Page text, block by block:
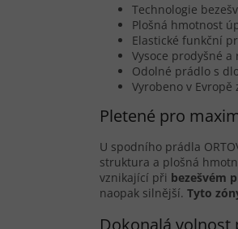
Technologie
Plošná hmotnost
Elastické funkční
Vysoce prodyšné a
Odolné prádlo s
Vyrobeno v Evropě
Pletené pro
U spodního prádla
struktura a plošná
vznikající při bezešvém
naopak silnější. Tyto
Dokonalá volnost